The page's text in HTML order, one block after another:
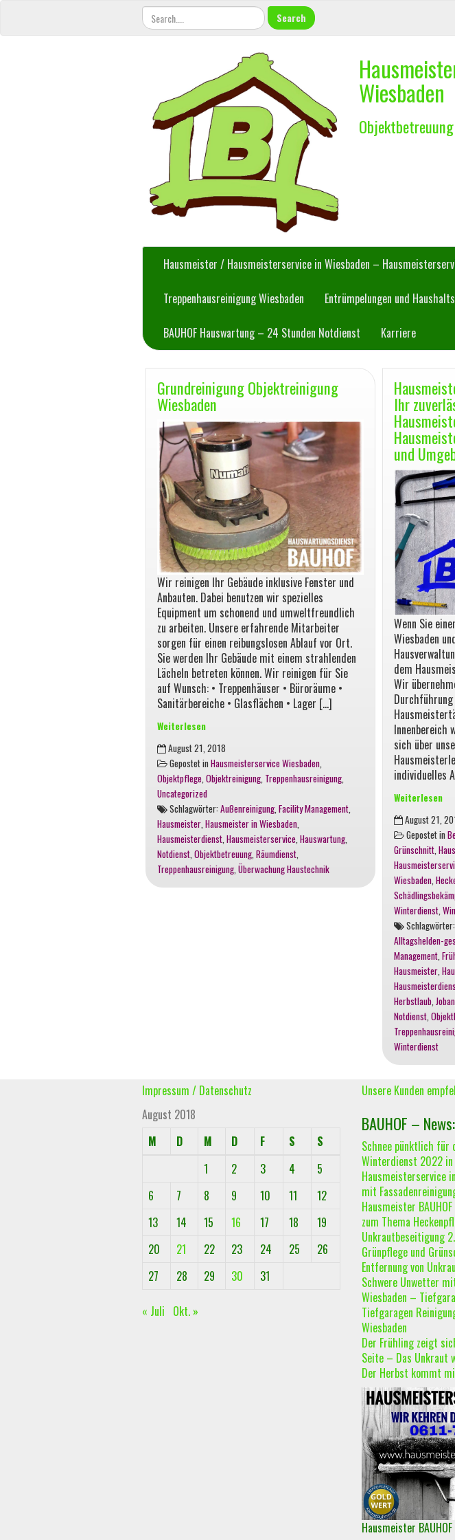
Search
Wiesbaden
Hausmeister / Hausmeisterservice in Wiesbaden –
Treppenhausreinigung Wiesbaden Entrümpelungen und
BAUHOF Hauswartung – 24 Stunden Notdienst Karriere
Grundreinigung Objektreinigung
Wiesbaden
Wir reinigen Ihr Gebäude inklusive Fenster und
Anbauten. Dabei benutzen wir spezielles
Equipment um schonend und umweltfreundlich
zu arbeiten. Unsere erfahrende Mitarbeiter
sorgen für einen reibungslosen Ablauf vor Ort.
Sie werden Ihr Gebäude mit einem strahlenden
Lächeln betreten können. Wir reinigen für Sie
auf Wunsch: • Treppenhäuser • Büroräume •
Sanitärbereiche • Glasflächen • Lager […]
Weiterlesen
Grundreinigung
Objektreinigung
Wiesbaden
August 21, 2018
Gepostet inHausmeisterservice Wiesbaden,
Objektpflege,Objektreinigung, Treppenhausreinigung,
Uncategorized
Schlagwörter:Außenreinigung,Facility Management,
Hausmeister,Hausmeister in Wiesbaden,
Hausmeisterdienst,Hausmeisterservice,Hauswartung,
Notdienst,Objektbetreuung,Räumdienst,
Treppenhausreinigung,Überwachung Haustechnik
Ihr
und
Wenn Sie
Wiesbaden
dem
Wir
Innenbereich
sich über
individuelles
Weiterlesen
in
Wiesbaden,
Ihr
zuverlässiger
Partner
für
und
in
Wiesbaden
und
Umgebung
August 21,
Gepostet in
Grünschnitt
Wiesbaden
Winterdienst
Schlagwörter:
Alltagshelden-
Management
Hausmeister
Herbstlaub
Notdienst
Winterdienst
Impressum / Datenschutz
August 2018
M
D M D F S
S
1
2 3 4
5
6
7 8 9 10 11
12
13
14 15 16 17 18
19
20
21 22 23 24 25
26
27
28 29 30 31
« Juli Okt. »
Unsere Kunden
BAUHOF – News:
Schnee pünktlich für
Winterdienst 2022 in
Hausmeisterservice
mit
Hausmeister
zum Thema
Unkrautbeseitigung
Grünpflege und
Entfernung von
Schwere Unwetter
Wiesbaden –
Tiefgaragen
Wiesbaden
Der Frühling zeigt
Seite – Das Unkraut
Der Herbst kommt
Hausmeister